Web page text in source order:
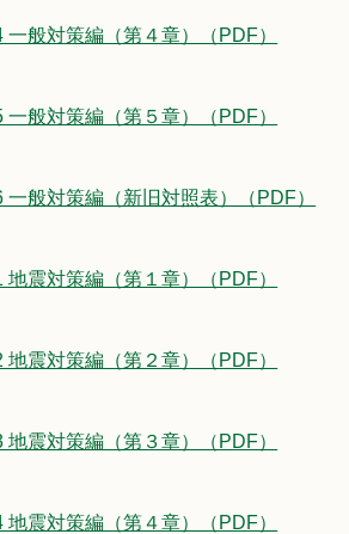
一般対策編（第４章）（PDF）
一般対策編（第５章）（PDF）
一般対策編（新旧対照表）（PDF）
地震対策編（第１章）（PDF）
地震対策編（第２章）（PDF）
地震対策編（第３章）（PDF）
地震対策編（第４章）（PDF）